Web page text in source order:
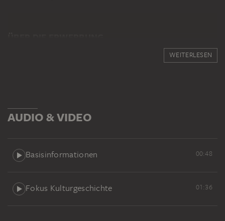
Mit der Ankunft des neuen Städeldirektors Georg
Swarzenski 1906 und der Gründung der Städtischen
Museums-Vereins: Als künstlerisch geschlossenen
Sammlungsblock erwarb man in den Jahren bis zum
Kunst, die in Deutschland in weiten Kreisen noch
verpönt war. Darunter Werke des Symbolismus wie Puvis
und Meisterwerke des Impressionismus wie Manets
Krocketpartie. Im Entstehungsjahr 1873 erprobte
WEITERLESEN
AUDIO & VIDEO
Basisinformationen 00:48
Fokus Kulturgeschichte 01:36